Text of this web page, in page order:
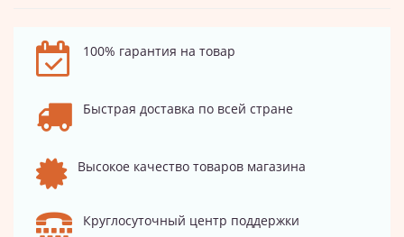
100% гарантия на товар
Быстрая доставка по всей стране
Высокое качество товаров магазина
Круглосуточный центр поддержки